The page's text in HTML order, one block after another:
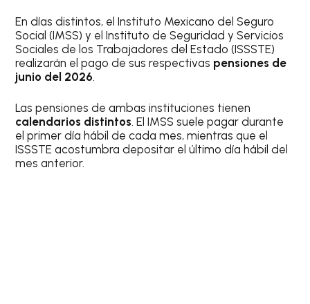
En días distintos, el Instituto Mexicano del Seguro
Social (IMSS) y el Instituto de Seguridad y Servicios
Sociales de los Trabajadores del Estado (ISSSTE)
realizarán el pago de sus respectivas pensiones de
junio del 2026.
Las pensiones de ambas instituciones tienen
calendarios distintos. El IMSS suele pagar durante
el primer día hábil de cada mes, mientras que el
ISSSTE acostumbra depositar el último día hábil del
mes anterior.